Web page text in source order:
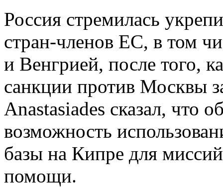
Россия стремилась
стран-членов ЕС, в том
и Венгрией, после того,
санкции против Москвы
Anastasiades сказал, что
возможность
базы на Кипре для
помощи.